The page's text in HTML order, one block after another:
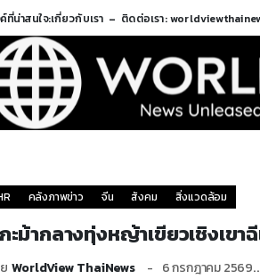
ที่น่าสนใจ:เกี่ยวกับเรา ติดต่อเรา:
คลังภาพข่าว จีน สังคม สิ่งแวดล้อม
ะม้ากลางทุ่งหญ้าเขียวเชิงเขา
WorldView ThaiNews 6 กรกฎาคม 2569